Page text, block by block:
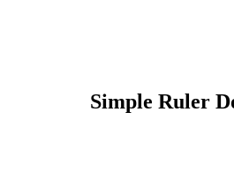
Simple Ruler